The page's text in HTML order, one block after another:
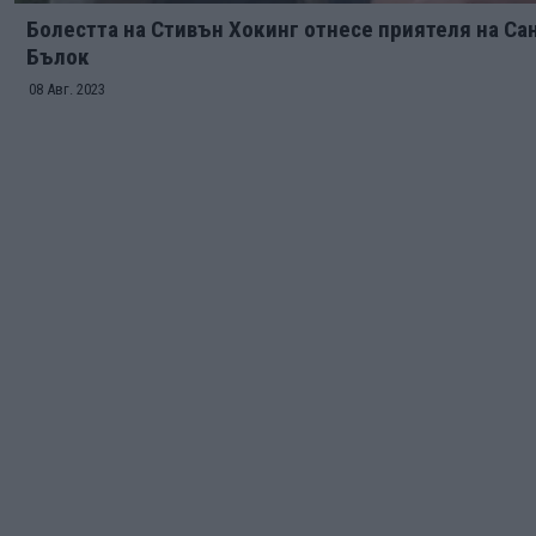
Болестта на Стивън Хокинг отнесе приятеля на
Бълок
08 Авг. 2023